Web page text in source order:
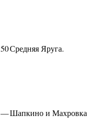
50Средняя Яруга.
—Шапкино и Махровка